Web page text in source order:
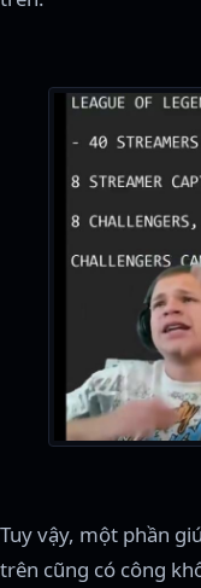
Tuy vậy, một phần
trên cũng có công